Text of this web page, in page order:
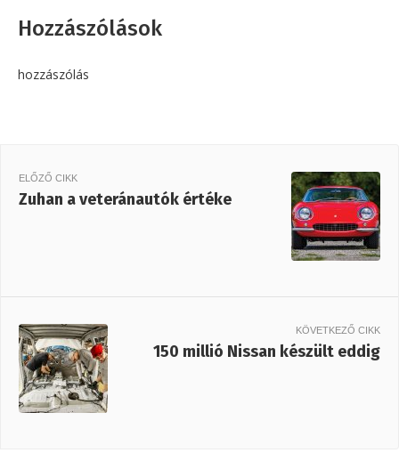
Hozzászólások
hozzászólás
ELŐZŐ CIKK
Zuhan a veteránautók értéke
KÖVETKEZŐ CIKK
150 millió Nissan készült eddig